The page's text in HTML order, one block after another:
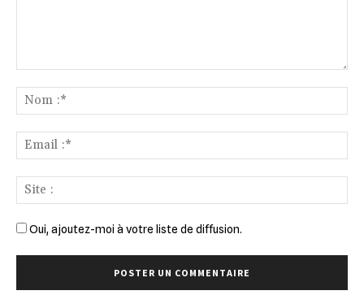
Oui, ajoutez-moi à votre liste de diffusion.